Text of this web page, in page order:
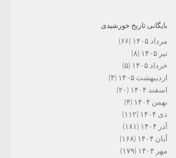
بایگانی تاریخ خورشیدی
مرداد ۱۴۰۵
(۶۶)
تیر ۱۴۰۵
(۸)
خرداد ۱۴۰۵
(۵)
اردیبهشت ۱۴۰۵
(۴)
اسفند ۱۴۰۴
(۲۰)
بهمن ۱۴۰۴
(۴)
دی ۱۴۰۴
(۱۱۲)
آذر ۱۴۰۴
(۱۸۱)
آبان ۱۴۰۴
(۱۶۸)
مهر ۱۴۰۴
(۱۷۹)